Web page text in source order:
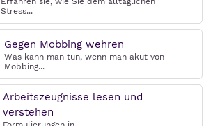
Stress...
Gegen Mobbing wehren
Was kann man tun, wenn man akut von
Mobbing...
Arbeitszeugnisse lesen und
verstehen